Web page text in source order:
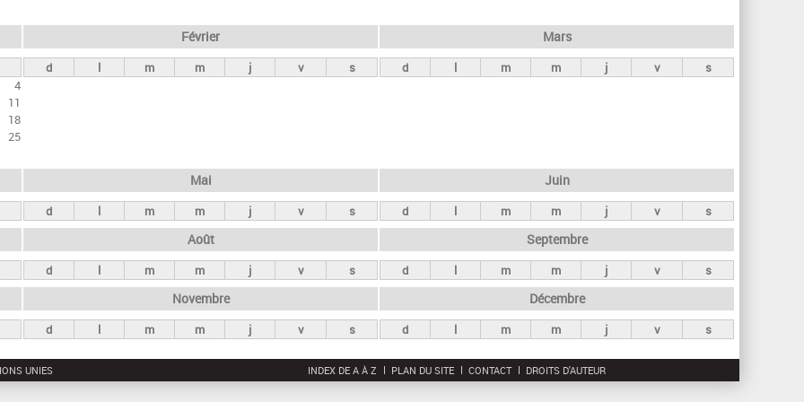
r
c
4
11
18
25
Février
d l m m j v s
Mars
d l m m j v s
Mai
d l m m j v s
Juin
d l m m j v s
Août
d l m m j v s
Septembre
d l m m j v s
Novembre
d l m m j v s
Décembre
d l m m j v s
UNIES INDEX DE A À Z PLAN DU SITE CONTACT DROITS D'AUTEUR